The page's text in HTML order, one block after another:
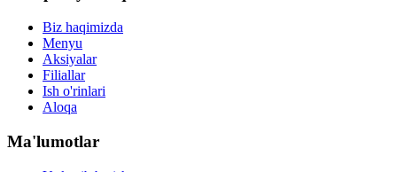
Biz haqimizda
Menyu
Aksiyalar
Filiallar
Ish o'rinlari
Aloqa
Ma'lumotlar